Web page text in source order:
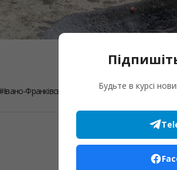
Івано-Франківськ РогатинБудьте в курсі